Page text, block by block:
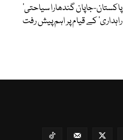
‘پاکستان-جاپان گندھارا سیاحتی
راہداری’ کے قیام پر اہم پیش رفت